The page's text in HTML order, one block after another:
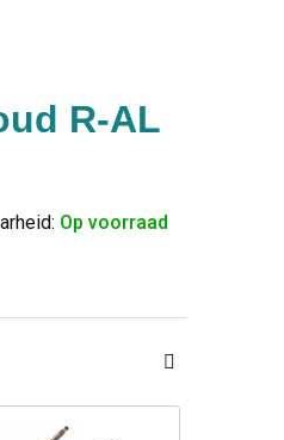
R-AL
Op voorraad